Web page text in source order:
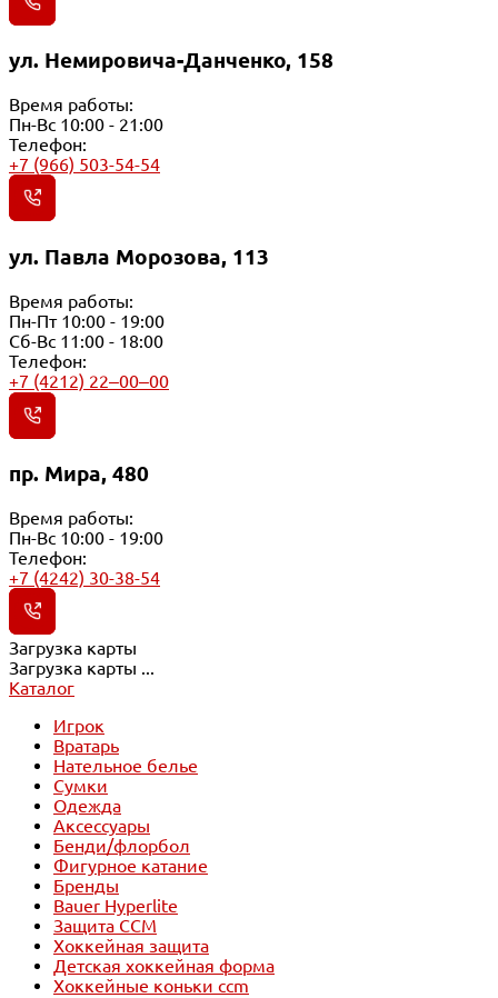
ул. Немировича-Данченко, 158
Время работы:
Пн-Вс 10:00 - 21:00
Телефон:
+7 (966) 503-54-54
ул. Павла Морозова, 113
Время работы:
Пн-Пт 10:00 - 19:00
Сб-Вс 11:00 - 18:00
Телефон:
+7 (4212) 22‒00‒00
пр. Мира, 480
Время работы:
Пн-Вс 10:00 - 19:00
Телефон:
+7 (4242) 30-38-54
Загрузка карты
Загрузка карты ...
Каталог
Игрок
Вратарь
Нательное белье
Сумки
Одежда
Аксессуары
Бенди/флорбол
Фигурное катание
Бренды
Bauer Hyperlite
Защита CCM
Хоккейная защита
Детская хоккейная форма
Хоккейные коньки ccm